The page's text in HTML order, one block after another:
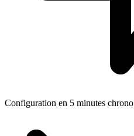
Configuration en 5 minutes chrono